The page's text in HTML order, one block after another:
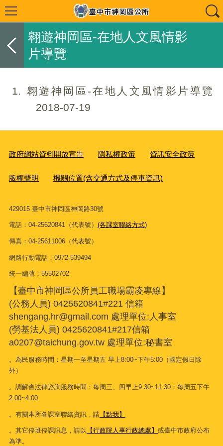
翱遊神岡區-在地人文風情影
片導覽
1
翱遊神岡區-在地人文風情影片導覽
2018-07-19
政府網站資料開放宣告 隱私權政策 資訊安全政策
版權聲明 機關位置(含交通方式及停車資訊)
429015 臺中市神岡區神岡路30號
電話：04-25620841（代表號） (各課室聯絡方式)
傳真：04-25611006（代表號）
網路行動電話：0972-539494
統一編號：55502702
【臺中市神岡區公所員工職場霸凌專線】
(公務人員) 0425620841#221 信箱
shengang.hr@gmail.com 處理單位:人事室
(勞基法人員) 0425620841#217信箱
a0207@taichung.gov.tw 處理單位:秘書室
。為民服務時間：星期一至星期五 早上8:00~下午5:00（國定假日除
外）
。調解會法律諮詢服務時間：每周三、四早上9:30~11:30；每周五下午
2:00~4:00
。有關本所各課室聯絡資訊，請【點我】
。其它停班停課訊息，請以 【行政院人事行政總處】 或臺中市政府公布
為準。